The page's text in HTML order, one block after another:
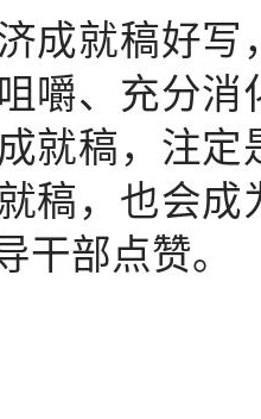
成就稿好
嚼、充分
就稿，注
稿，也会
干部点赞。